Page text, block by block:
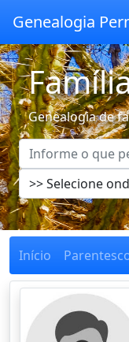
Genealogia
Genealogia de
Início